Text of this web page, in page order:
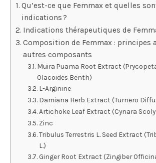
Qu’est-ce que Femmax et quelles
indications ?
Indications thérapeutiques de
Composition de Femmax : principes
autres composants
Muira Puama Root Extract
Olacoides Benth)
L-Arginine
Damiana Herb Extract (Turnero
Artichoke Leaf Extract (Cynara
Zinc
Tribulus Terrestris L. Seed Extract
L.)
Ginger Root Extract (Zingiber